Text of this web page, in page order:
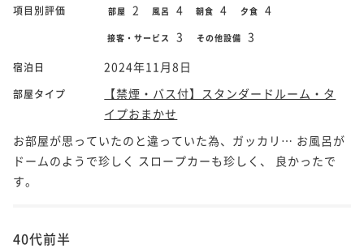
項目別評価 部屋 2 風呂 4 朝食 4 夕食 4
接客・サービス 3 その他設備 3
宿泊日 2024年11月8日
部屋タイプ
【禁煙・バス付】スタンダードルーム・タ
イプおまかせ
お部屋が思っていたのと違っていた為、ガッカリ… お風呂が
ドームのようで珍しく スロープカーも珍しく、 良かったで
す。
40代前半